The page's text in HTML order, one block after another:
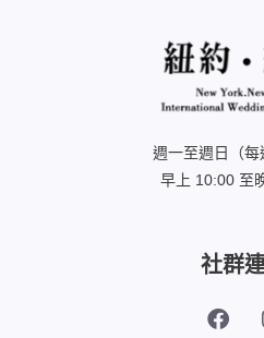
週一至週日（每
早上 10:00 至
社群